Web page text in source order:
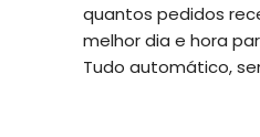
quantos pedidos
melhor dia e hora
Tudo automático,